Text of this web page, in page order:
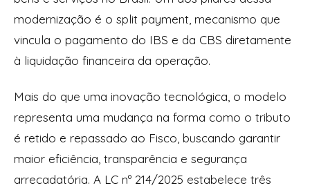
modernização é o split payment, mecanismo que
vincula o pagamento do IBS e da CBS diretamente
à liquidação financeira da operação.
Mais do que uma inovação tecnológica, o modelo
representa uma mudança na forma como o tributo
é retido e repassado ao Fisco, buscando garantir
maior eficiência, transparência e segurança
arrecadatória. A LC nº 214/2025 estabelece três